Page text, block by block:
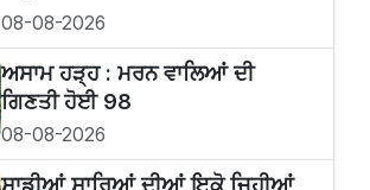
08-08-2026
ਅਸਾਮ ਹੜ੍ਹ : ਮਰਨ ਵਾਲਿਆਂ ਦੀ
ਗਿਣਤੀ ਹੋਈ 98
08-08-2026
ਸਾਡੀਆਂ ਸਾਰਿਆਂ ਦੀਆਂ ਇਕੋ ਜਿਹੀਆਂ